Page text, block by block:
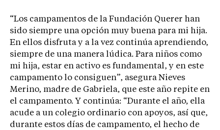
“Los campamentos de la Fundación Querer han
sido siempre una opción muy buena para mi hija.
En ellos disfruta y a la vez continúa aprendiendo,
siempre de una manera lúdica. Para niños como
mi hija, estar en activo es fundamental, y en este
campamento lo consiguen”, asegura Nieves
Merino, madre de Gabriela, que este año repite en
el campamento. Y continúa: “Durante el año, ella
acude a un colegio ordinario con apoyos, así que,
durante estos días de campamento, el hecho de